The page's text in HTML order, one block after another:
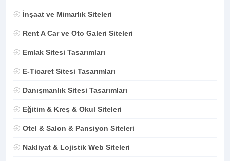
İnşaat ve Mimarlık Siteleri
Rent A Car ve Oto Galeri Siteleri
Emlak Sitesi Tasarımları
E-Ticaret Sitesi Tasarımları
Danışmanlık Sitesi Tasarımları
Eğitim & Kreş & Okul Siteleri
Otel & Salon & Pansiyon Siteleri
Nakliyat & Lojistik Web Siteleri